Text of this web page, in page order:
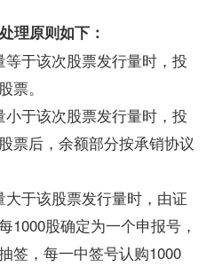
原则如下：
于该次股票发行量时，投
票。
于该次股票发行量时，投
票后，余额部分按承销协议
于该股票发行量时，由证
1000股确定为一个申报号，
签，每一中签号认购1000